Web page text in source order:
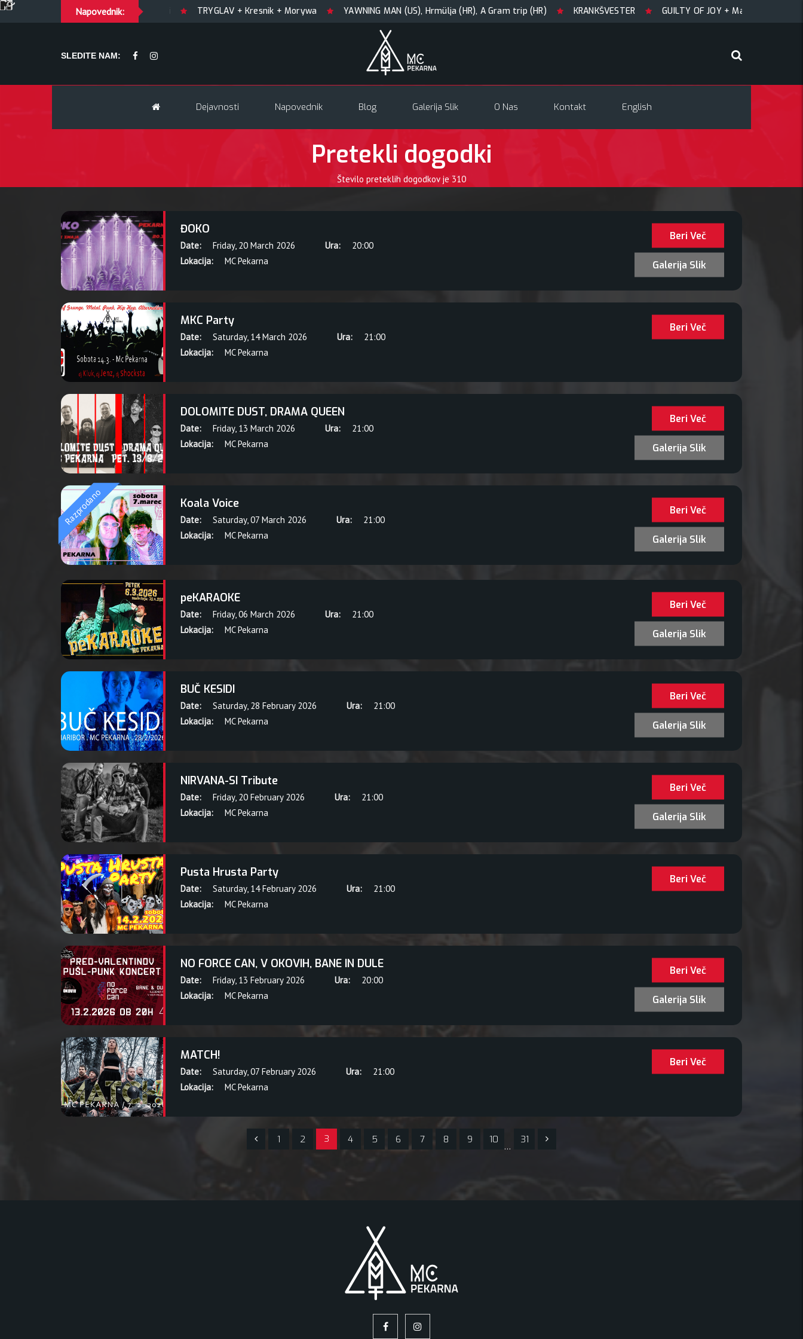
Napovednik:
GUILTY OF JOY + Match! + Šesti TRYGLAV + Kresnik + Morywa YAWNING MAN (US), Hrmülja (HR), A Gram trip (HR) KRANKŠVESTER GUILTY OF JOY + Match! + Šesti
SLEDITE NAM:
Dejavnosti Napovednik Blog Galerija Slik O Nas Kontakt English
Pretekli dogodki
Število preteklih dogodkov je 310
ĐOKO
Date: Friday, 20 March 2026 Ura:
20:00
Lokacija:
MC Pekarna Galerija Slik
Beri Več
MKC Party
Date: Saturday, 14 March 2026 Ura:
21:00
Lokacija:
MC Pekarna
Beri Več
DOLOMITE DUST, DRAMA QUEEN
Date: Friday, 13 March 2026 Ura:
21:00
Lokacija:
MC Pekarna Galerija Slik
Beri Več
Koala Voice
Date: Saturday, 07 March 2026 Ura:
21:00
Lokacija:
MC Pekarna Galerija Slik
Beri Več
Razprodano
peKARAOKE
Date: Friday, 06 March 2026 Ura:
21:00
Lokacija:
MC Pekarna Galerija Slik
Beri Več
BUČ KESIDI
Date: Saturday, 28 February 2026 Ura:
21:00
Lokacija:
MC Pekarna Galerija Slik
Beri Več
NIRVANA-SI Tribute
Date: Friday, 20 February 2026 Ura:
21:00
Lokacija:
MC Pekarna Galerija Slik
Beri Več
Pusta Hrusta Party
Date: Saturday, 14 February 2026 Ura:
21:00
Lokacija:
MC Pekarna
Beri Več
NO FORCE CAN, V OKOVIH, BANE IN DULE
Date: Friday, 13 February 2026 Ura:
20:00
Lokacija:
MC Pekarna Galerija Slik
Beri Več
MATCH!
Date: Saturday, 07 February 2026 Ura:
21:00
Lokacija:
MC Pekarna
Beri Več
1 2 3 4 5 6 7 8 9 10
…
31